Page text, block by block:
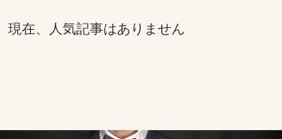
現在、人気記事はありません